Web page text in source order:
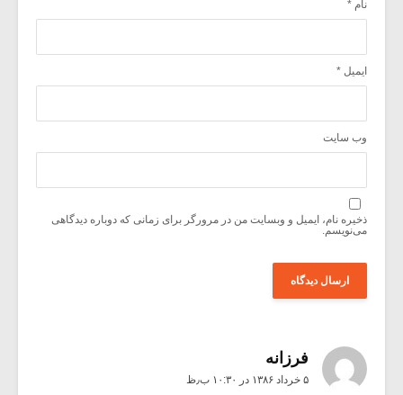
نام *
ایمیل *
وب‌ سایت
ذخیره نام، ایمیل و وبسایت من در مرورگر برای زمانی که دوباره دیدگاهی
می‌نویسم.
فرزانه
۵ خرداد ۱۳۸۶ در ۱۰:۳۰ ب٫ظ